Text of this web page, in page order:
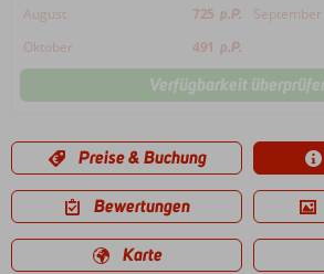
August 725 p.P. September
Oktober
491 p.P.
Verfügbarkeit
Preise & Buchung
Bewertungen
Karte